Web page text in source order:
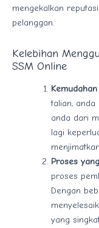
mengekalkan
pelanggan.
Kelebihan
SSM Online
talian,
anda dari
lagi
Proses
proses
Dengan
yang